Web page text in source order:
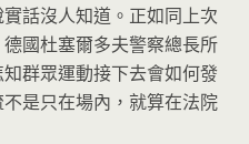
話沒人知道。正如同上次
國杜塞爾多夫警察總長所
群眾運動接下去會如何發
是只在場內，就算在法院